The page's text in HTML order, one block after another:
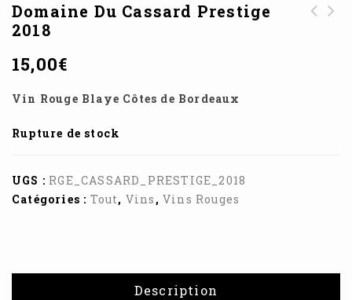
Domaine Du Cassard Prestige
2018
15,00€
Vin Rouge Blaye Côtes de Bordeaux
Rupture de stock
UGS : RGE_CASSARD_PRESTIGE_2018
Catégories : Tout, Vins ,Vins Rouges
Description